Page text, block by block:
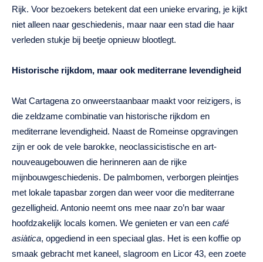
Rijk. Voor bezoekers betekent dat een unieke ervaring, je kijkt
niet alleen naar geschiedenis, maar naar een stad die haar
verleden stukje bij beetje opnieuw blootlegt.
Historische rijkdom, maar ook mediterrane levendigheid
Wat Cartagena zo onweerstaanbaar maakt voor reizigers, is
die zeldzame combinatie van historische rijkdom en
mediterrane levendigheid. Naast de Romeinse opgravingen
zijn er ook de vele barokke, neoclassicistische en art-
nouveaugebouwen die herinneren aan de rijke
mijnbouwgeschiedenis. De palmbomen, verborgen pleintjes
met lokale tapasbar zorgen dan weer voor die mediterrane
gezelligheid. Antonio neemt ons mee naar zo’n bar waar
hoofdzakelijk locals komen. We genieten er van een café
asiàtica, opgediend in een speciaal glas. Het is een koffie op
smaak gebracht met kaneel, slagroom en Licor 43, een zoete